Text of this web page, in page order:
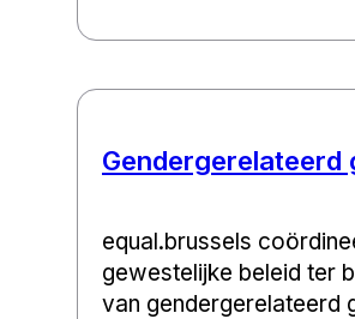
Gendergerelateerd
equal.brussels
gewestelijke beleid ter
van gendergerelateerd